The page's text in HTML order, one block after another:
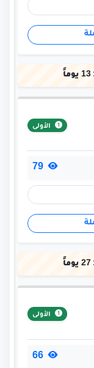
13 يوماً
الأولى
27 يوماً
الأولى